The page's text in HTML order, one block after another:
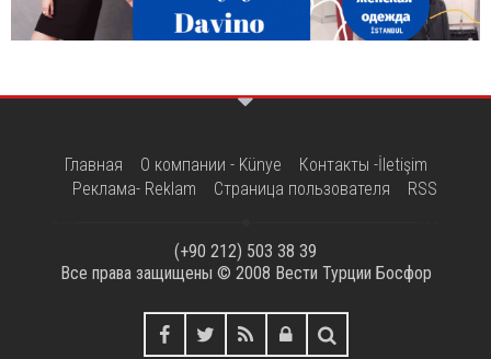
Главная О компании - Künye
Контакты -İletişim
Реклама- Reklam
Страница пользователя RSS
(+90 212) 503 38 39
Все права защищены © 2008 Вести Турции Босфор